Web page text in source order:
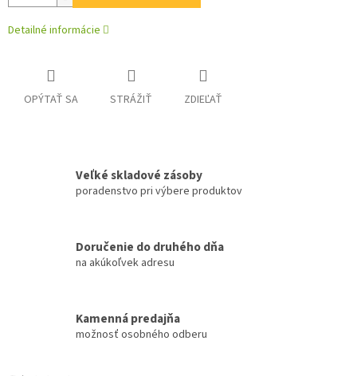
Detailné informácie
OPÝTAŤ SA STRÁŽIŤ ZDIEĽAŤ
Veľké skladové zásoby
poradenstvo pri výbere produktov
Doručenie do druhého dňa
na akúkoľvek adresu
Kamenná predajňa
možnosť osobného odberu